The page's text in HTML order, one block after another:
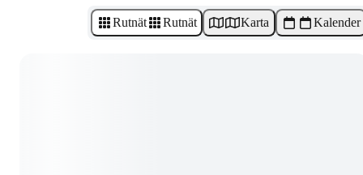
Rutnät Rutnät Karta Kalender